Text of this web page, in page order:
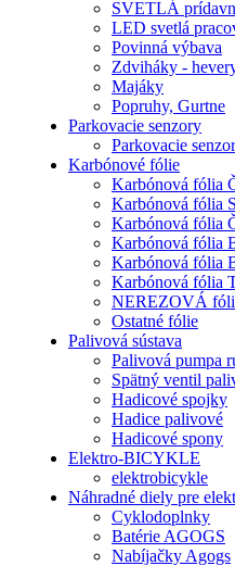
SVETLÁ
LED svetlá
Povinná výbava
Zdviháky -
Majáky
Popruhy, Gurtne
Parkovacie senzory
Parkovacie
Karbónové fólie
Karbónová fólia
Karbónová fólia
Karbónová fólia
Karbónová fólia
Karbónová fólia
Karbónová fólia
NEREZOVÁ
Ostatné fólie
Palivová sústava
Palivová pumpa
Spätný ventil
Hadicové spojky
Hadice palivové
Hadicové spony
Elektro-BICYKLE
elektrobicykle
Náhradné diely pre
Cyklodoplnky
Batérie AGOGS
Nabíjačky Agogs